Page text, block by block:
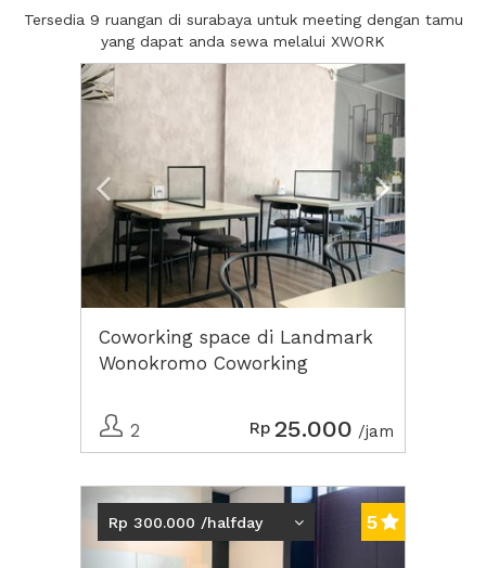
Tersedia 9 ruangan di surabaya untuk meeting dengan tamu
yang dapat anda sewa melalui XWORK
Previous Next2
Coworking space di Landmark
Wonokromo Coworking
2
Rp 25.000 /jam
Previous Next2
Rp 300.000 /halfday 5